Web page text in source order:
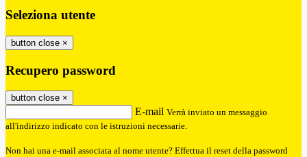
Seleziona utente
button close ×
Recupero password
button close ×
E-mail Verrà inviato un messaggio
all'indirizzo indicato con le istruzioni necessarie.
Non hai una e-mail associata al nome utente? Effettua il reset della password